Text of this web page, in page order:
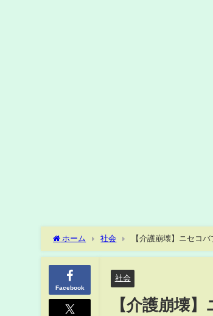
ホーム 社会
【介護崩壊】ニセコ
日放送)
Facebook
社会
【介護崩壊